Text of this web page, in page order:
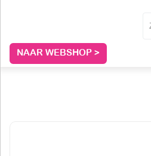
NAAR WEBSHOP >